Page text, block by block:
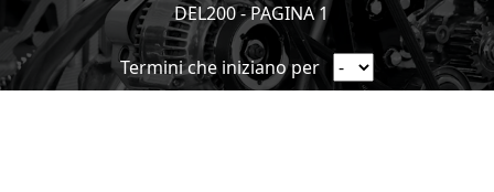
DEL200 - PAGINA 1
Termini che iniziano per